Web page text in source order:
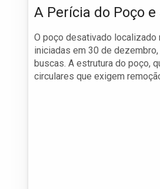
A Perícia do Poço e
O poço desativado localizado
iniciadas em 30 de
buscas. A estrutura do poço,
circulares que exigem